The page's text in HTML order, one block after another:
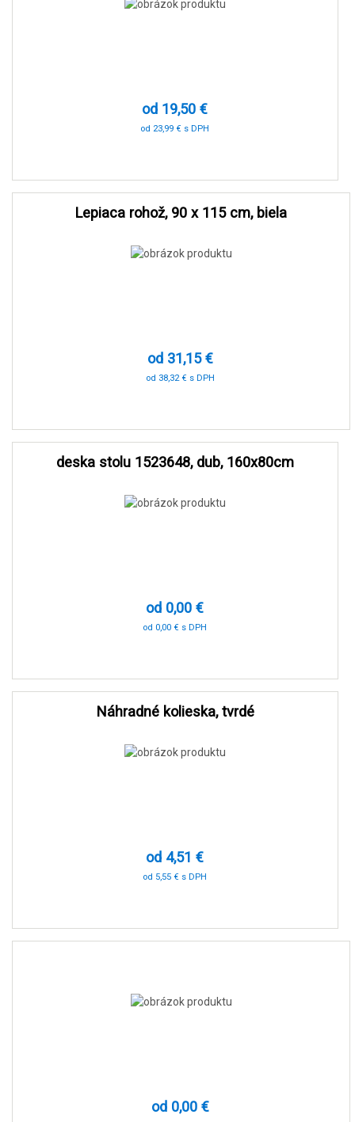
od 19,50 €
od 23,99 € s DPH
Lepiaca rohož, 90 x 115 cm, biela
od 31,15 €
od 38,32 € s DPH
deska stolu 1523648, dub, 160x80cm
od 0,00 €
od 0,00 € s DPH
Náhradné kolieska, tvrdé
od 4,51 €
od 5,55 € s DPH
od 0,00 €